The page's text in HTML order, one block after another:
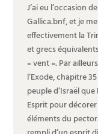
J’ai eu l’occasion
Gallica.bnf, et je
effectivement la
et grecs
« vent ». Par
l’Exode, chapitre
peuple d’Israël
Esprit pour
éléments du